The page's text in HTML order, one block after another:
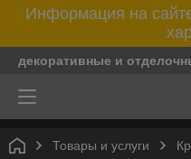
Информация на
декоративные и
Товары и услуги